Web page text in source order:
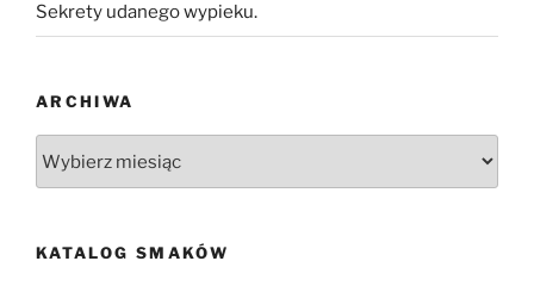
Sekrety udanego wypieku.
ARCHIWA
KATALOG SMAKÓW